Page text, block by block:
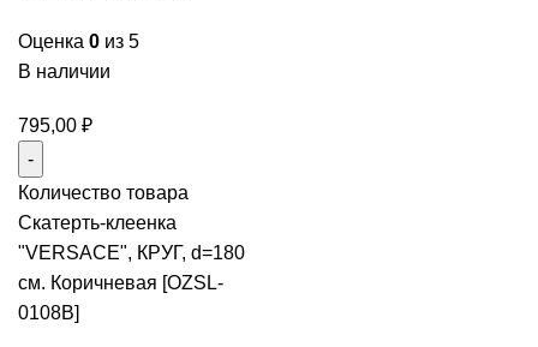
Оценка 0 из 5
В наличии
795,00 ₽
Количество товара
Скатерть-клеенка
"VERSACE", КРУГ, d=180
см. Коричневая [OZSL-
0108B]